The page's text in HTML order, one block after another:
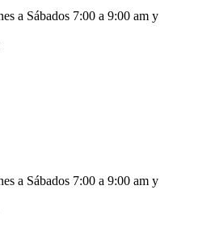
a Sábados 7:00 a 9:00 am y
a Sábados 7:00 a 9:00 am y